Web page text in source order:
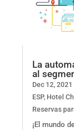
La
al
Dec 12, 2021
ESP, Hotel
Reservas
¡El mundo